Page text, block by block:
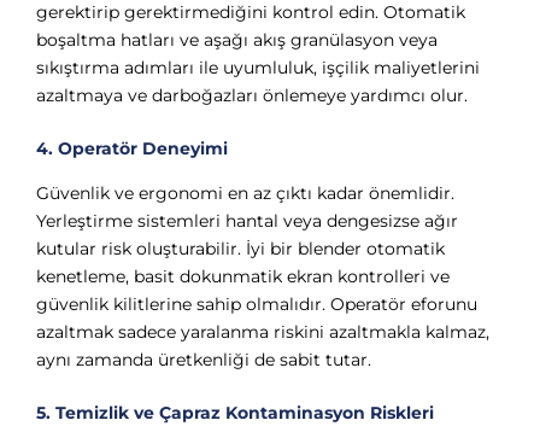
gerektirip gerektirmediğini kontrol edin. Otomatik
boşaltma hatları ve aşağı akış granülasyon veya
sıkıştırma adımları ile uyumluluk, işçilik maliyetlerini
azaltmaya ve darboğazları önlemeye yardımcı olur.
4. Operatör Deneyimi
Güvenlik ve ergonomi en az çıktı kadar önemlidir.
Yerleştirme sistemleri hantal veya dengesizse ağır
kutular risk oluşturabilir. İyi bir blender otomatik
kenetleme, basit dokunmatik ekran kontrolleri ve
güvenlik kilitlerine sahip olmalıdır. Operatör eforunu
azaltmak sadece yaralanma riskini azaltmakla kalmaz,
aynı zamanda üretkenliği de sabit tutar.
5. Temizlik ve Çapraz Kontaminasyon Riskleri